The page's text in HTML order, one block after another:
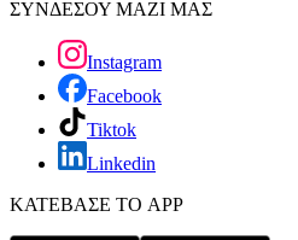
ΣΥΝΔΕΣΟΥ ΜΑΖΙ ΜΑΣ
Instagram
Facebook
Tiktok
Linkedin
ΚΑΤΕΒΑΣΕ ΤΟ APP